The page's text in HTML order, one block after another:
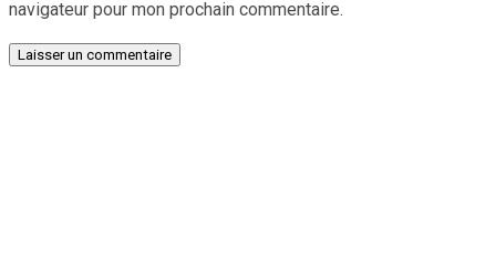
navigateur pour mon prochain commentaire.